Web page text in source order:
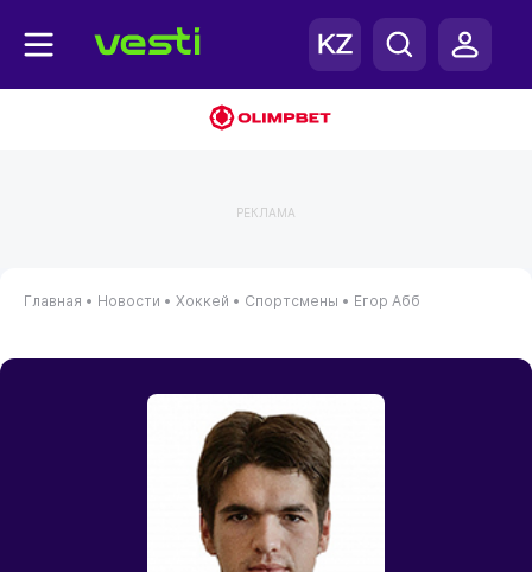
РЕКЛАМА
Главная • Новости • Хоккей • Спортсмены • Егор Абб